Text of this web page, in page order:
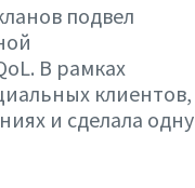
подвел
В рамках
клиентов,
и сделала одну